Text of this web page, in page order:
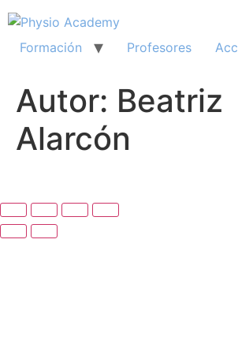
al
contenido
Formación Profesores
Autor: Beatriz
Alarcón